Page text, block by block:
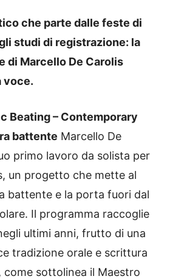
che parte dalle feste di
studi di registrazione: la
di Marcello De Carolis
voce.
Beating – Contemporary
battente Marcello De
primo lavoro da solista per
un progetto che mette al
battente e la porta fuori dal
Il programma raccoglie
ultimi anni, frutto di una
tradizione orale e scrittura
come sottolinea il Maestro